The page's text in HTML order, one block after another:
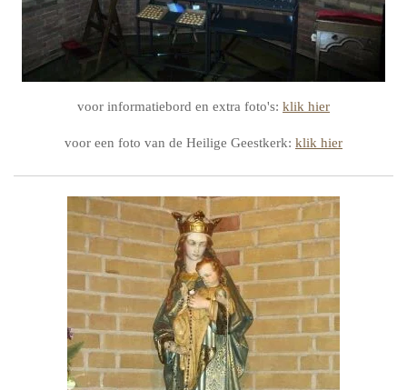
voor informatiebord en extra foto's: klik hier
voor een foto van de Heilige Geestkerk: klik hier